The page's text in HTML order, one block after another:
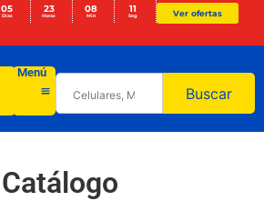
05
Días
23
Horas
08
Min
11
Seg Ver ofertas
Menú
Buscar
Catálogo